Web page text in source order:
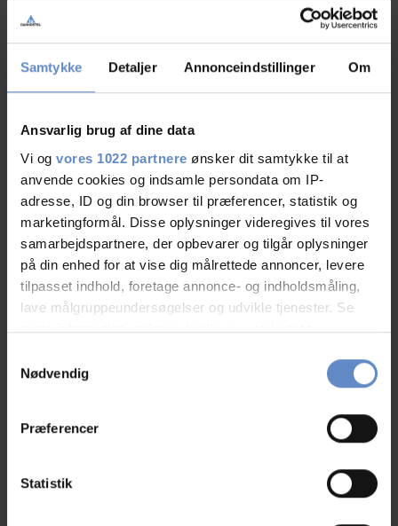
Samtykke Detaljer Annonceindstillinger Om
Ansvarlig brug af dine data
Vi og vores 1022 partnere ønsker dit samtykke til at
anvende cookies og indsamle persondata om IP-
adresse, ID og din browser til præferencer, statistik og
marketingformål. Disse oplysninger videregives til vores
samarbejdspartnere, der opbevarer og tilgår oplysninger
på din enhed for at vise dig målrettede annoncer, levere
tilpasset indhold, foretage annonce- og indholdsmåling,
lave målgruppeundersøgelser og udvikle tjenester. Se
mere information underindstillingerog i vores
tilbage eller ændre indstillinger fra vores
"Cookiedeklaration", eller ved at trykke på "Privacy
Indsamle præcise oplysninger om din placering,
Nødvendig
Præferencer
Statistik
Info
Antal senge
Antal værelser 35
Antal værelser med bad og/eller toilet 15
Antal værelser uden bad og/eller toilet 20
Faciliteter
Gratis wifi